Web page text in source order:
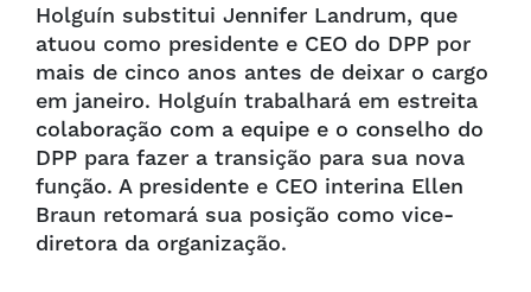
Holguín substitui Jennifer Landrum, que
atuou como presidente e CEO do DPP por
mais de cinco anos antes de deixar o cargo
em janeiro. Holguín trabalhará em estreita
colaboração com a equipe e o conselho do
DPP para fazer a transição para sua nova
função. A presidente e CEO interina Ellen
Braun retomará sua posição como vice-
diretora da organização.